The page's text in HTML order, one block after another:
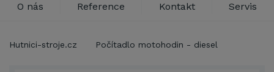
O nás Reference Kontakt Servis
Hutnici-stroje.cz Počítadlo motohodin - diesel